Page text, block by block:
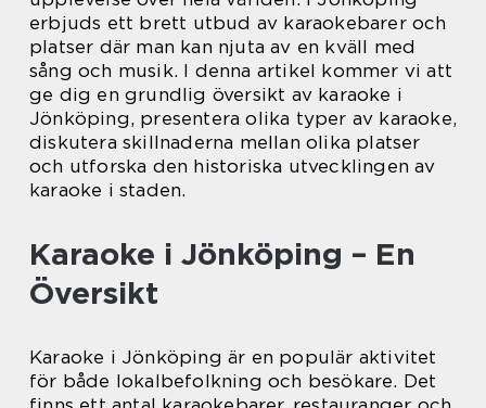
erbjuds ett brett utbud av karaokebarer och
platser där man kan njuta av en kväll med
sång och musik. I denna artikel kommer vi att
ge dig en grundlig översikt av karaoke i
Jönköping, presentera olika typer av karaoke,
diskutera skillnaderna mellan olika platser
och utforska den historiska utvecklingen av
karaoke i staden.
Karaoke i Jönköping – En
Översikt
Karaoke i Jönköping är en populär aktivitet
för både lokalbefolkning och besökare. Det